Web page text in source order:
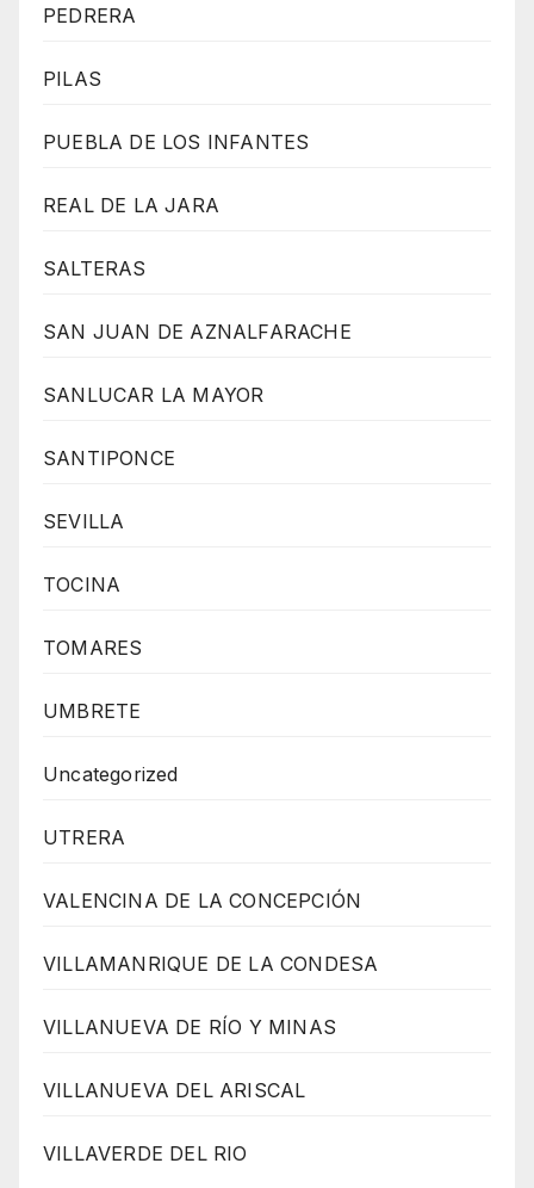
PEDRERA
PILAS
PUEBLA DE LOS INFANTES
REAL DE LA JARA
SALTERAS
SAN JUAN DE AZNALFARACHE
SANLUCAR LA MAYOR
SANTIPONCE
SEVILLA
TOCINA
TOMARES
UMBRETE
Uncategorized
UTRERA
VALENCINA DE LA CONCEPCIÓN
VILLAMANRIQUE DE LA CONDESA
VILLANUEVA DE RÍO Y MINAS
VILLANUEVA DEL ARISCAL
VILLAVERDE DEL RIO